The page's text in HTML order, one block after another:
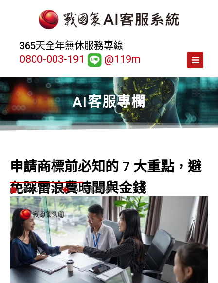
365天全年無休服務專線
0800-003-191 @119m
AI客服專欄
申請商標前必知的 7 大重點，避
免踩雷浪費時間與金錢
2025-12-25 AI客服專欄